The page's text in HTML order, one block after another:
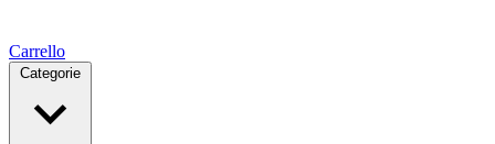
Carrello
Categorie